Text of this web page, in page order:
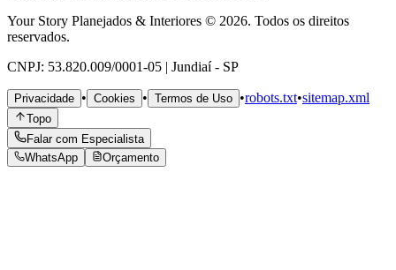
Your Story Planejados & Interiores © 2026. Todos os direitos
reservados.
CNPJ: 53.820.009/0001-05 | Jundiaí - SP
Privacidade • Cookies • Termos de Uso •robots.txt•sitemap.xml
Topo
Falar com Especialista
WhatsApp
Orçamento